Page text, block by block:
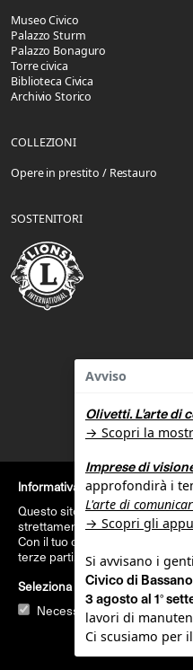
Museo Civico
Palazzo Sturm
Palazzo Bonaguro
Torre civica
Biblioteca Civica
Archivio Storico
COLLEZIONI
Opere in prestito / Restauro
SOSTENITORI
Avviso
Olivetti. L'arte di
→ Scopri la
Imprese di
approfondirà i
L'arte di
→ Scopri gli
Si avvisano i
Civico di
3 agosto al 1°
lavori di
Ci scusiamo per
Informativa sull'utilizzo dei
Questo sito web utilizza cookie
strettamente necessarie a
Con il tuo consenso questo sito
terze parti.
Maggiori
Seleziona i cookie che desideri
Necessari
Statistici